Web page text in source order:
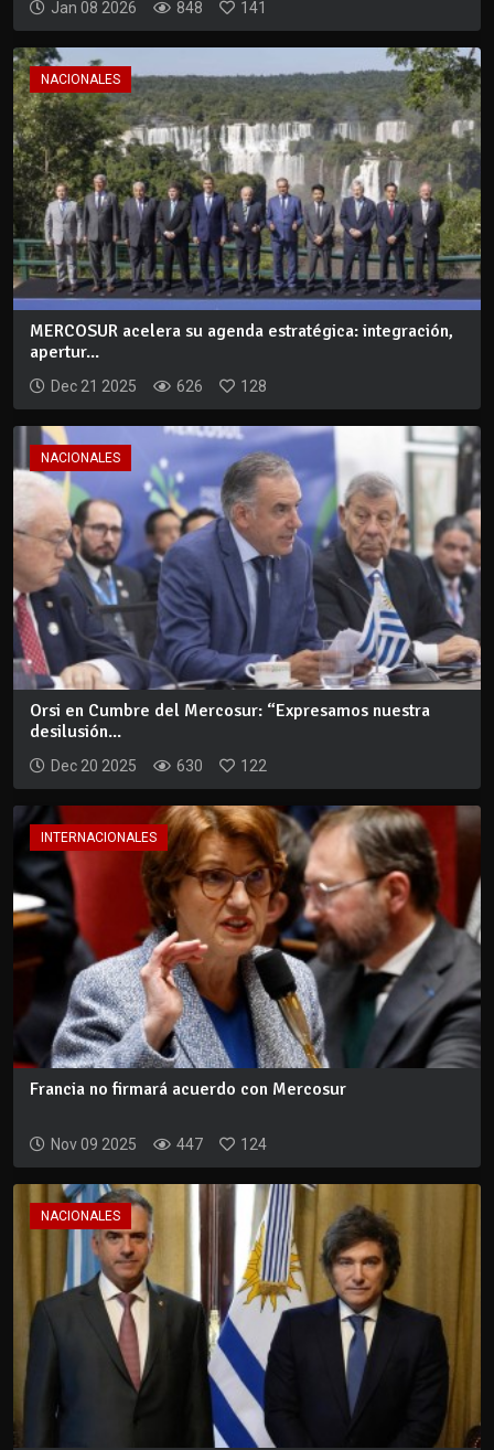
Jan 08 2026 848 141
NACIONALES
MERCOSUR acelera su agenda estratégica: integración,
apertur...
Dec 21 2025 626 128
NACIONALES
Orsi en Cumbre del Mercosur: “Expresamos nuestra
desilusión...
Dec 20 2025 630 122
INTERNACIONALES
Francia no firmará acuerdo con Mercosur
Nov 09 2025 447 124
NACIONALES